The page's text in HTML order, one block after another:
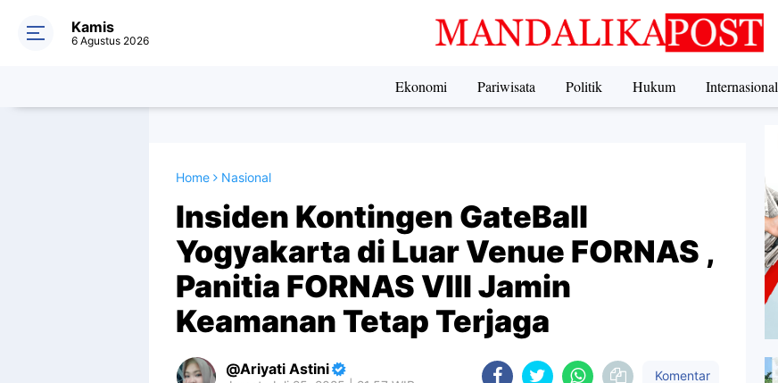
Kamis
6 Agustus 2026
Ekonomi Pariwisata Politik Hukum Internasional
Home Nasional
Insiden Kontingen GateBall
Yogyakarta di Luar Venue FORNAS ,
Panitia FORNAS VIII Jamin
Keamanan Tetap Terjaga
Ariyati Astini Komentar